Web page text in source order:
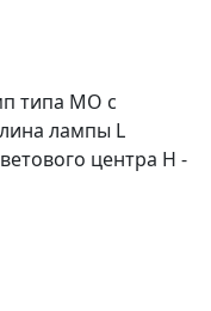
типа МО с
лампы L
центра Н -